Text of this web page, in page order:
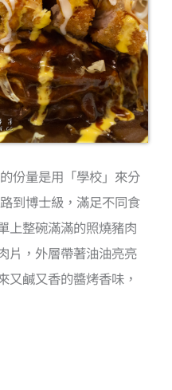
份量是用「學校」來分
到博士級，滿足不同食
上整碗滿滿的照燒豬肉
片，外層帶著油油亮亮
又鹹又香的醬烤香味，